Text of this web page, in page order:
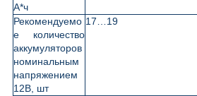
A*ч
Рекомендуемо
е количество
аккумуляторов
номинальным
напряжением
12В, шт
17…19